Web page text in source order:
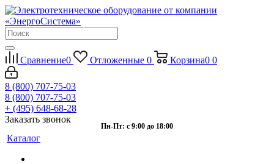
Сравнение0 Отложенные 0 Корзина0 0
8 (800) 707-75-03
8 (800) 707-75-03
+ (495) 648-68-28
Заказать звонок
Пн-Пт: с 9:00 до 18:00
Каталог